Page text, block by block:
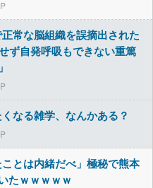
正常な脳組織を誤摘出された
ず自発呼吸もできない重篤
なる雑学、なんかある？
とは内緒だべ」極秘で熊本
たｗｗｗｗｗ